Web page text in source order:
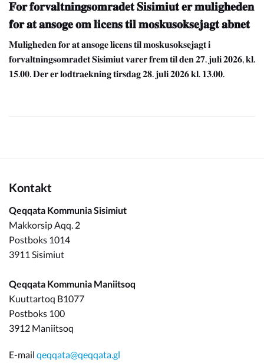
𝐅𝐨𝐫 𝐟𝐨𝐫𝐯𝐚𝐥𝐭𝐧𝐢𝐧𝐠𝐬𝐨𝐦𝐫𝐚𝐝𝐞𝐭 𝐒𝐢𝐬𝐢𝐦𝐢𝐮𝐭 𝐞𝐫 𝐦𝐮𝐥𝐢𝐠𝐡𝐞𝐝𝐞𝐧
𝐟𝐨𝐫 𝐚𝐭 𝐚𝐧𝐬𝐨𝐠𝐞 𝐨𝐦 𝐥𝐢𝐜𝐞𝐧𝐬 𝐭𝐢𝐥 𝐦𝐨𝐬𝐤𝐮𝐬𝐨𝐤𝐬𝐞𝐣𝐚𝐠𝐭 𝐚𝐛𝐧𝐞𝐭
𝐌𝐮𝐥𝐢𝐠𝐡𝐞𝐝𝐞𝐧 𝐟𝐨𝐫 𝐚𝐭 𝐚𝐧𝐬𝐨𝐠𝐞 𝐥𝐢𝐜𝐞𝐧𝐬 𝐭𝐢𝐥 𝐦𝐨𝐬𝐤𝐮𝐬𝐨𝐤𝐬𝐞𝐣𝐚𝐠𝐭 𝐢
𝐟𝐨𝐫𝐯𝐚𝐥𝐭𝐧𝐢𝐧𝐠𝐬𝐨𝐦𝐫𝐚𝐝𝐞𝐭 𝐒𝐢𝐬𝐢𝐦𝐢𝐮𝐭 𝐯𝐚𝐫𝐞𝐫 𝐟𝐫𝐞𝐦 𝐭𝐢𝐥 𝐝𝐞𝐧 𝟐𝟕. 𝐣𝐮𝐥𝐢 𝟐𝟎𝟐𝟔, 𝐤𝐥.
𝟏𝟓.𝟎𝟎. 𝐃𝐞𝐫 𝐞𝐫 𝐥𝐨𝐝𝐭𝐫𝐚𝐞𝐤𝐧𝐢𝐧𝐠 𝐭𝐢𝐫𝐬𝐝𝐚𝐠 𝟐𝟖. 𝐣𝐮𝐥𝐢 𝟐𝟎𝟐𝟔 𝐤𝐥. 𝟏𝟑.𝟎𝟎.
Kontakt
Qeqqata Kommunia Sisimiut
Makkorsip Aqq. 2
Postboks 1014
3911 Sisimiut
Qeqqata Kommunia Maniitsoq
Kuuttartoq B1077
Postboks 100
3912 Maniitsoq
E-mail qeqqata@qeqqata.gl